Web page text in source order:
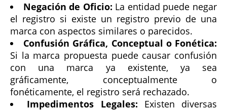
Negación de Oficio: La entidad puede negar
el registro si existe un registro previo de una
marca con aspectos similares o parecidos.
Confusión Gráfica, Conceptual o Fonética:
Si la marca propuesta puede causar confusión
con una marca ya existente, ya sea
gráficamente, conceptualmente o
fonéticamente, el registro será rechazado.
Impedimentos Legales: Existen diversas